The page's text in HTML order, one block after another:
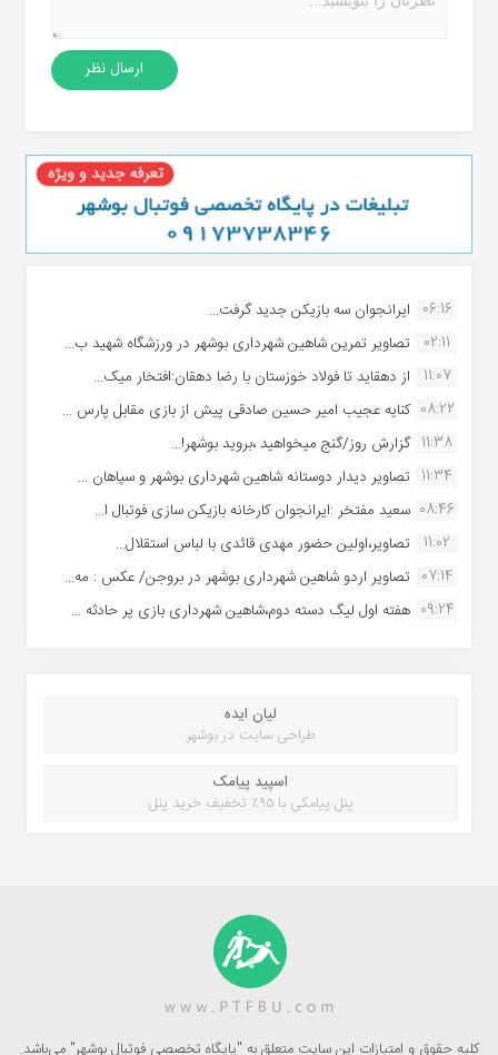
06:16 ایرانجوان سه بازیکن جدید گرفت...
02:11
تصاویر تمرین شاهین شهردارى بوشهر در ورزشگاه شهید ب...
11:07
از دهقاید تا فولاد خوزستان با رضا دهقان:افتخار میک...
08:22 کنایه عجیب امیر حسین صادقی پیش از بازی مقابل پارس ...
11:38 گزارش روز/گنج میخواهید ،بروید بوشهر!...
11:34 تصاویر دیدار دوستانه شاهین شهردارى بوشهر و سپاهان ...
08:46 سعید مفتخر :ایرانجوان کارخانه بازیکن سازی فوتبال ا...
11:02
تصاویر،اولین حضور مهدی قائدی با لباس استقلال...
07:14 تصاویر اردو شاهین شهرداری بوشهر در بروجن/ عکس : مه...
09:24 هفته اول لیگ دسته دوم،شاهین شهرداری بازی پر حادثه ...
لیان ایده
طراحی سایت در بوشهر
اسپید پیامک
پنل پیامکی با ۹۵٪ تخفیف خرید پنل
کلیه حقوق و امتیازات این سایت متعلق به "پایگاه تخصصی فوتبال بوشهر" می‌باشد.